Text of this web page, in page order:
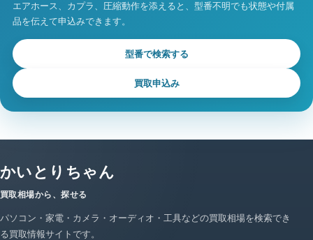
エアホース、カプラ、圧縮動作を添えると、型番不明でも状態や付属
品を伝えて申込みできます。
型番で検索する
買取申込み
かいとりちゃん
買取相場から、探せる
パソコン・家電・カメラ・オーディオ・工具などの買取相場を検索でき
る買取情報サイトです。